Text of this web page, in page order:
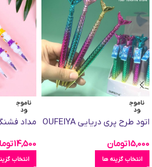
ناموج
ود
اتود طرح پری دریایی OUFEIYA
15,000تومان
انتخاب گزینه ها
ناموج
ود
مداد
14,500
انتخاب